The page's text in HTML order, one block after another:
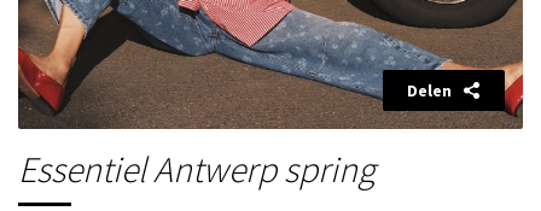
Delen
Essentiel Antwerp spring